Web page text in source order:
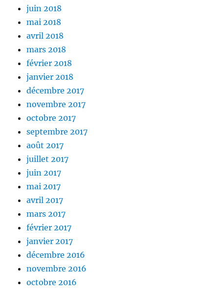
juin 2018
mai 2018
avril 2018
mars 2018
février 2018
janvier 2018
décembre 2017
novembre 2017
octobre 2017
septembre 2017
août 2017
juillet 2017
juin 2017
mai 2017
avril 2017
mars 2017
février 2017
janvier 2017
décembre 2016
novembre 2016
octobre 2016